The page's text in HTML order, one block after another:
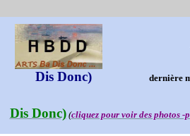
Dis Donc) dernière
Dis Donc)(cliquez pour voir des photos